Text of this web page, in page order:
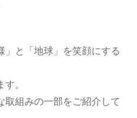
」と「地球」を笑顔にする
。
取組みの一部をご紹介して